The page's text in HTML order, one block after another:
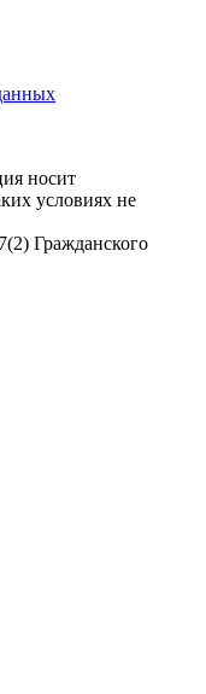
носит
условиях не
Гражданского